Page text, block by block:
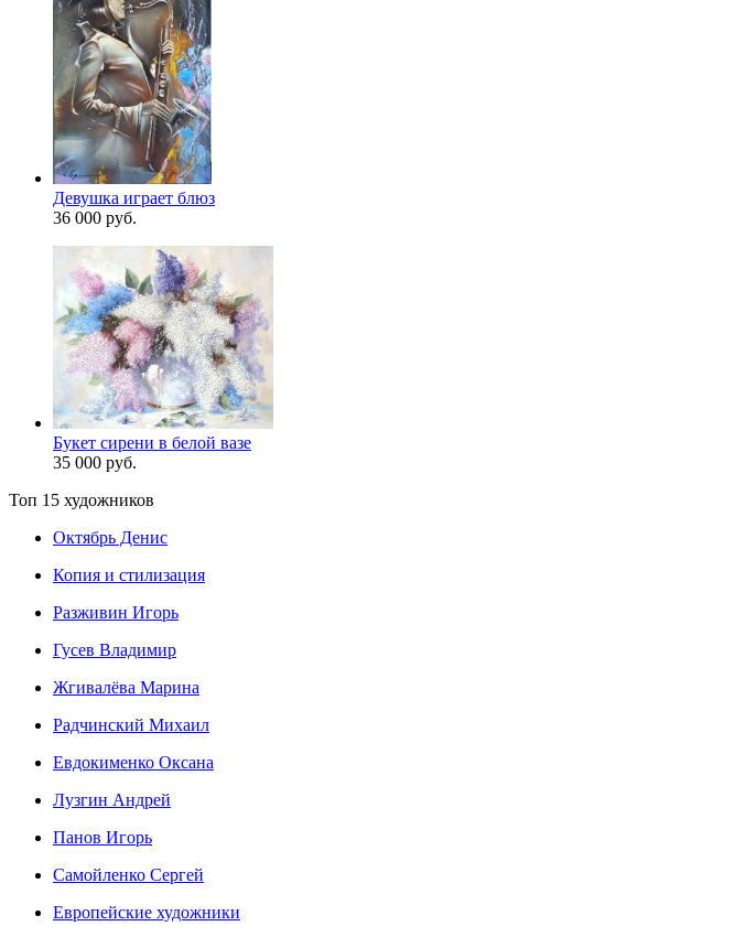
Девушка играет блюз
36 000 руб.
Букет сирени в белой вазе
35 000 руб.
Топ 15 художников
Октябрь Денис
Копия и стилизация
Разживин Игорь
Гусев Владимир
Жгивалёва Марина
Радчинский Михаил
Евдокименко Оксана
Лузгин Андрей
Панов Игорь
Сaмoйленко Сергей
Европейские художники